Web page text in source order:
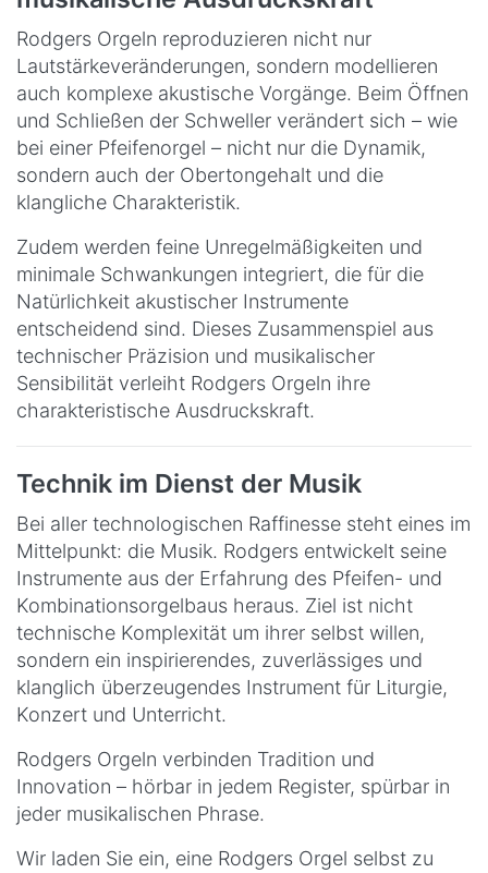
Rodgers Orgeln reproduzieren nicht nur
Lautstärkeveränderungen, sondern modellieren
auch komplexe akustische Vorgänge. Beim Öffnen
und Schließen der Schweller verändert sich – wie
bei einer Pfeifenorgel – nicht nur die Dynamik,
sondern auch der Obertongehalt und die
klangliche Charakteristik.
Zudem werden feine Unregelmäßigkeiten und
minimale Schwankungen integriert, die für die
Natürlichkeit akustischer Instrumente
entscheidend sind. Dieses Zusammenspiel aus
technischer Präzision und musikalischer
Sensibilität verleiht Rodgers Orgeln ihre
charakteristische Ausdruckskraft.
Technik im Dienst der Musik
Bei aller technologischen Raffinesse steht eines im
Mittelpunkt: die Musik. Rodgers entwickelt seine
Instrumente aus der Erfahrung des Pfeifen- und
Kombinationsorgelbaus heraus. Ziel ist nicht
technische Komplexität um ihrer selbst willen,
sondern ein inspirierendes, zuverlässiges und
klanglich überzeugendes Instrument für Liturgie,
Konzert und Unterricht.
Rodgers Orgeln verbinden Tradition und
Innovation – hörbar in jedem Register, spürbar in
jeder musikalischen Phrase.
Wir laden Sie ein, eine Rodgers Orgel selbst zu